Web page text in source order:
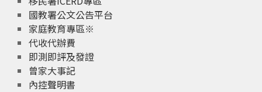
國教署公文公告平台
家庭教育專區※
代收代辦費
即測即評及發證
曾家大事記
內控聲明書